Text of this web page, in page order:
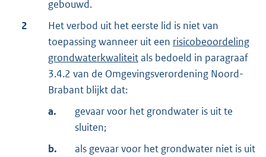
gebouwd.
2
Het verbod uit het eerste lid is niet van
toepassing wanneer uit een risicobeoordeling
grondwaterkwaliteitals bedoeld in paragraaf
3.4.2 van de Omgevingsverordening Noord-
Brabant blijkt dat:
a.
gevaar voor het grondwater is uit te
sluiten;
b.
als gevaar voor het grondwater niet is uit